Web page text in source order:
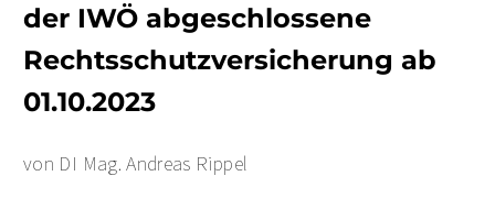
der IWÖ abgeschlossene
Rechtsschutzversicherung ab
01.10.2023
von DI Mag. Andreas Rippel